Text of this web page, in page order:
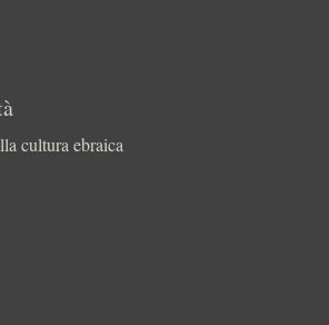
cultura ebraica